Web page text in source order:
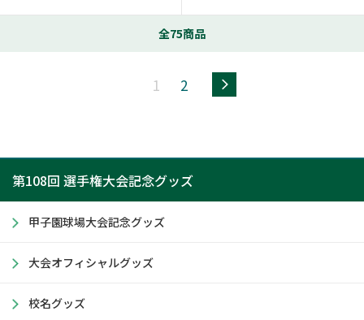
全75商品
1 2 >>
第108回 選手権大会記念グッズ
甲子園球場大会記念グッズ
大会オフィシャルグッズ
校名グッズ